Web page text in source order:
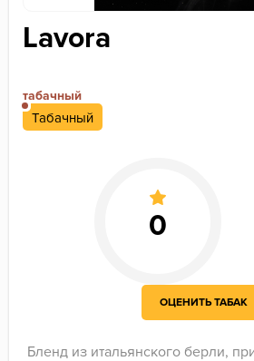
Lavora
табачный
Табачный
Бленд из итальянского берли,
ОЦЕНИТЬ ТАБАК